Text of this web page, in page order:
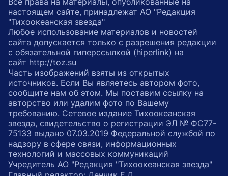
настоящем сайте, принадлежат АО "Редакция
"Тихоокеанская звезда"
Любое использование материалов и новостей
сайта допускается только с разрешения редакции
с обязательной гиперссылкой (hiperlink) на
сайт http://toz.su
Часть изображений взяты из открытых
источников. Если Вы являетесь автором фото,
сообщите нам об этом. Мы поставим ссылку на
авторство или удалим фото по Вашему
требованию. Сетевое издание Тихоокеанская
звезда, свидетельство о регистрации ЭЛ № ФС77-
75133 выдано 07.03.2019 Федеральной службой по
надзору в сфере связи, информационных
технологий и массовых коммуникаций
Учредитель АО "Редакция "Тихоокеанская звезда"